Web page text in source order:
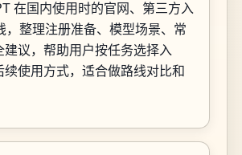
在国内使用时的官网、第三方入
，整理注册准备、模型场景、常
建议，帮助用户按任务选择入
续使用方式，适合做路线对比和